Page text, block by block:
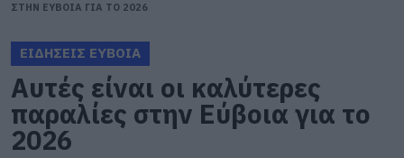
ΣΤΗΝ ΕΥΒΟΙΑ ΓΙΑ ΤΟ 2026
ΕΙΔΗΣΕΙΣ ΕΥΒΟΙΑ
Αυτές είναι οι καλύτερες
παραλίες στην Εύβοια για το
2026